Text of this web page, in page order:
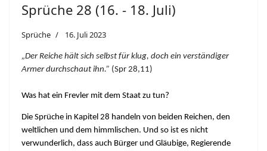
Sprüche 28 (16. - 18. Juli)
Sprüche 16. Juli 2023
„Der Reiche hält sich selbst für klug, doch ein verständiger
Armer durchschaut ihn.” (Spr 28,11)
Was hat ein Frevler mit dem Staat zu tun?
Die Sprüche in Kapitel 28 handeln von beiden Reichen, den
weltlichen und dem himmlischen. Und so ist es nicht
verwunderlich, dass auch Bürger und Gläubige, Regierende